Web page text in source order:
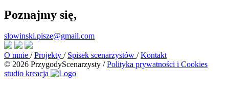
Poznajmy się,
slowinski.pisze@gmail.com
O mnie / Projekty / Spisek scenarzystów / Kontakt
© 2026 PrzygodyScenarzysty / Polityka prywatności i Cookies
studio kreacja